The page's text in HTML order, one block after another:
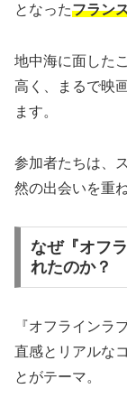
となったフラン
地中海に面した
高く、まるで映
ます。
参加者たちは、
然の出会いを重
なぜ『オフ
れたのか？
『オフラインラ
直感とリアルな
とがテーマ。